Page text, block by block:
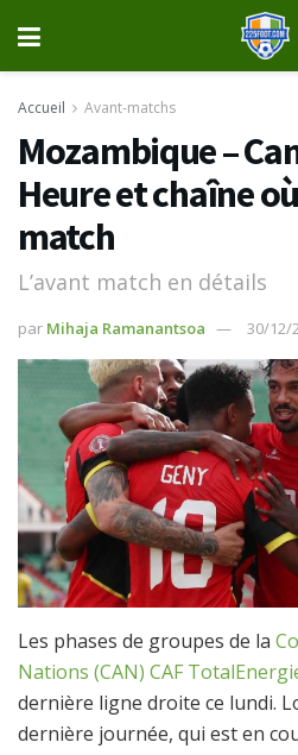
Accueil Avant-matchs
Mozambique –
Heure et chaîne
match
L’avant match en détails
par Mihaja Ramanantsoa 30/12/
Les phases de groupes de la
Nations (CAN) CAF
dernière ligne droite ce lundi.
dernière journée, qui est en